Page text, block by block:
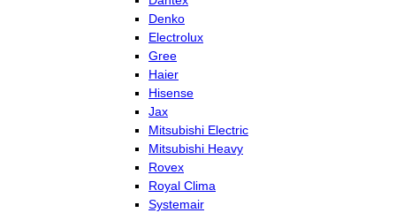
Denko
Electrolux
Gree
Haier
Hisense
Jax
Mitsubishi Electric
Mitsubishi Heavy
Rovex
Royal Clima
Systemair